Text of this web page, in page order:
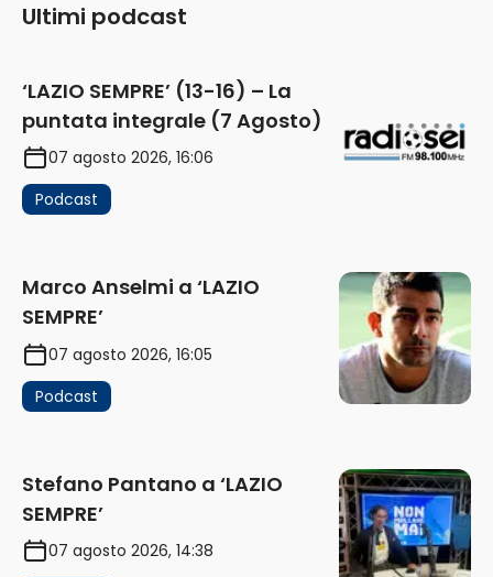
Ultimi podcast
‘LAZIO SEMPRE’ (13-16) – La
puntata integrale (7 Agosto)
07 agosto 2026, 16:06
Podcast
Marco Anselmi a ‘LAZIO
SEMPRE’
07 agosto 2026, 16:05
Podcast
Stefano Pantano a ‘LAZIO
SEMPRE’
07 agosto 2026, 14:38